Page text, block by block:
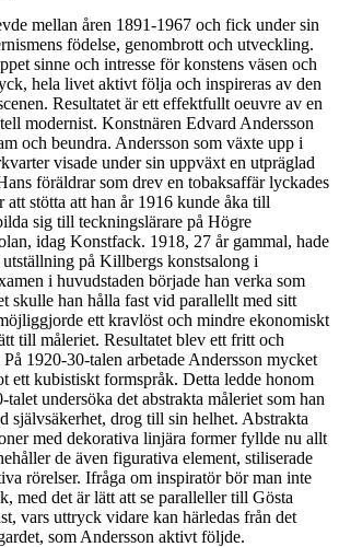
mellan åren 1891-1967 och fick under sin
födelse, genombrott och utveckling.
sinne och intresse för konstens väsen och
hela livet aktivt följa och inspireras av den
Resultatet är ett effektfullt oeuvre av en
modernist. Konstnären Edvard Andersson
och beundra. Andersson som växte upp i
visade under sin uppväxt en utpräglad
föräldrar som drev en tobaksaffär lyckades
att stötta att han år 1916 kunde åka till
sig till teckningslärare på Högre
idag Konstfack. 1918, 27 år gammal, hade
på Killbergs konstsalong i
i huvudstaden började han verka som
skulle han hålla fast vid parallellt med sitt
ett kravlöst och mindre ekonomiskt
till måleriet. Resultatet blev ett fritt och
1920-30-talen arbetade Andersson mycket
ett kubistiskt formspråk. Detta ledde honom
undersöka det abstrakta måleriet som han
självsäkerhet, drog till sin helhet. Abstrakta
med dekorativa linjära former fyllde nu allt
de även figurativa element, stiliserade
rörelser. Ifråga om inspiratör bör man inte
med det är lätt att se paralleller till Gösta
vars uttryck vidare kan härledas från det
som Andersson aktivt följde.